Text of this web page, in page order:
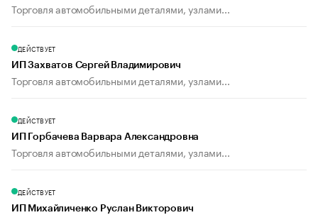
Торговля автомобильными деталями, узлами...
ДЕЙСТВУЕТ
ИП Захватов Сергей Владимирович
Торговля автомобильными деталями, узлами...
ДЕЙСТВУЕТ
ИП Горбачева Варвара Александровна
Торговля автомобильными деталями, узлами...
ДЕЙСТВУЕТ
ИП Михайличенко Руслан Викторович